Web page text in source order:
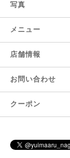
写真
メニュー
店舗情報
お問い合わせ
クーポン